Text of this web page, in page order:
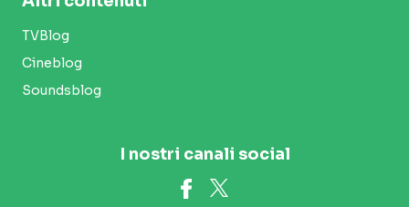
TVBlog
Cineblog
Soundsblog
I nostri canali social